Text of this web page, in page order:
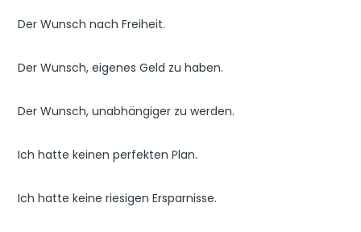
Der Wunsch nach Freiheit.
Der Wunsch, eigenes Geld zu haben.
Der Wunsch, unabhängiger zu werden.
Ich hatte keinen perfekten Plan.
Ich hatte keine riesigen Ersparnisse.